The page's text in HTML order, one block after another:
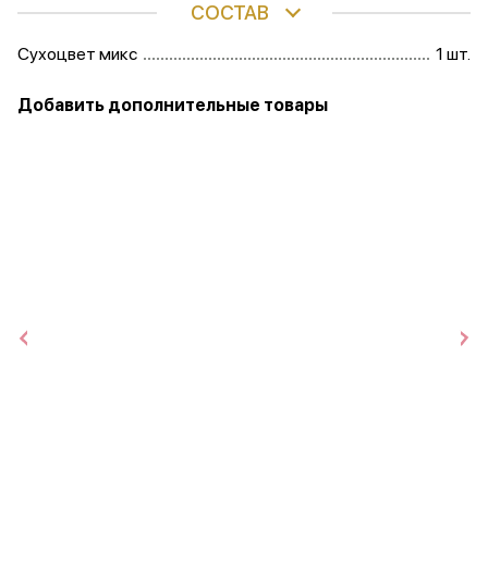
СОСТАВ
Сухоцвет микс 1 шт.
Добавить дополнительные товары